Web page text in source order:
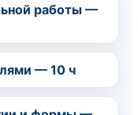
работы —
— 10 ч